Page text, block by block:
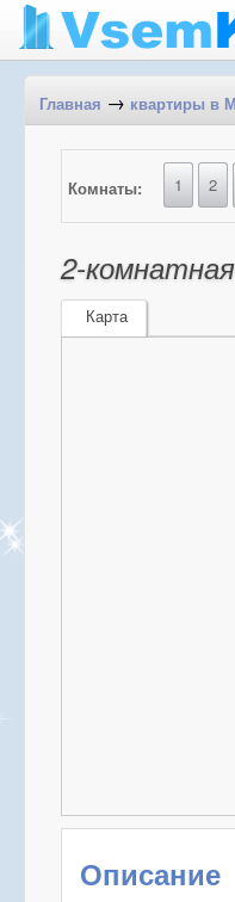
Главная → квартиры в
Комнаты: 1 2
2-
Карта
Описание